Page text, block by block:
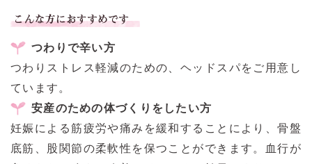
つわりで辛い方
つわりストレス軽減のための、ヘッドスパをご用意し
ています。
安産のための体づくりをしたい方
妊娠による筋疲労や痛みを緩和することにより、骨盤
底筋、股関節の柔軟性を保つことができます。血行が